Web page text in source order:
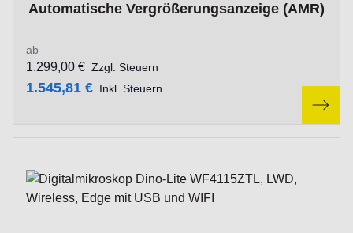
Automatische Vergrößerungsanzeige (AMR)
ab
1.545,81 € Inkl. Steuern
1.299,00 € Zzgl. Steuern